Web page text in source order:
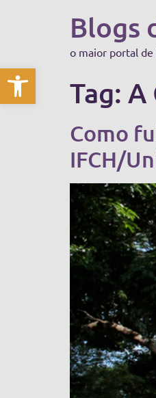
Abrir a barra
Blogs
o maior portal de
Tag: A
Como
IFCH/